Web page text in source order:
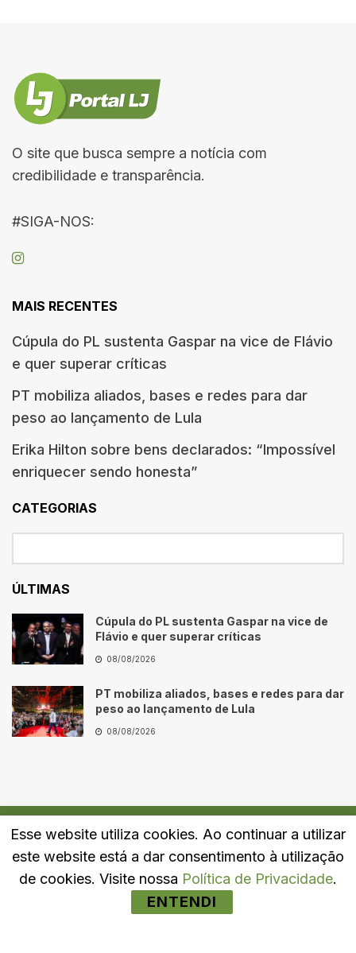
O site que busca sempre a notícia com
credibilidade e transparência.
#SIGA-NOS:
MAIS RECENTES
Cúpula do PL sustenta Gaspar na vice de Flávio
e quer superar críticas
PT mobiliza aliados, bases e redes para dar
peso ao lançamento de Lula
Erika Hilton sobre bens declarados: “Impossível
enriquecer sendo honesta”
CATEGORIAS
ÚLTIMAS
Cúpula do PL sustenta Gaspar na vice de
Flávio e quer superar críticas
08/08/2026
PT mobiliza aliados, bases e redes para dar
peso ao lançamento de Lula
08/08/2026
Quem Somos Fale Conosco Política de Privacidade
Esse website utiliza cookies. Ao continuar a utilizar
este website está a dar consentimento à utilização
de cookies. Visite nossa Política de Privacidade.
ENTENDI